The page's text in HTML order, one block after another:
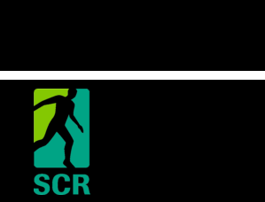
ANMELDEN
REGISTRIEREN
WARENKORB: 0 ARTIKEL
CURRENCY: